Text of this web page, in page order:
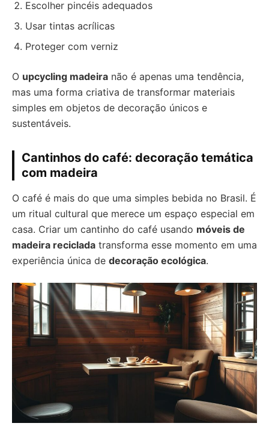
Escolher pincéis adequados
Usar tintas acrílicas
Proteger com verniz
O upcycling madeira não é apenas uma tendência,
mas uma forma criativa de transformar materiais
simples em objetos de decoração únicos e
sustentáveis.
Cantinhos do café: decoração temática
com madeira
O café é mais do que uma simples bebida no Brasil. É
um ritual cultural que merece um espaço especial em
casa. Criar um cantinho do café usando móveis de
madeira reciclada transforma esse momento em uma
experiência única de decoração ecológica.